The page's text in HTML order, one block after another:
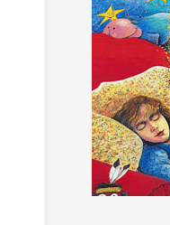
Weiterlesen...
Fotostudio